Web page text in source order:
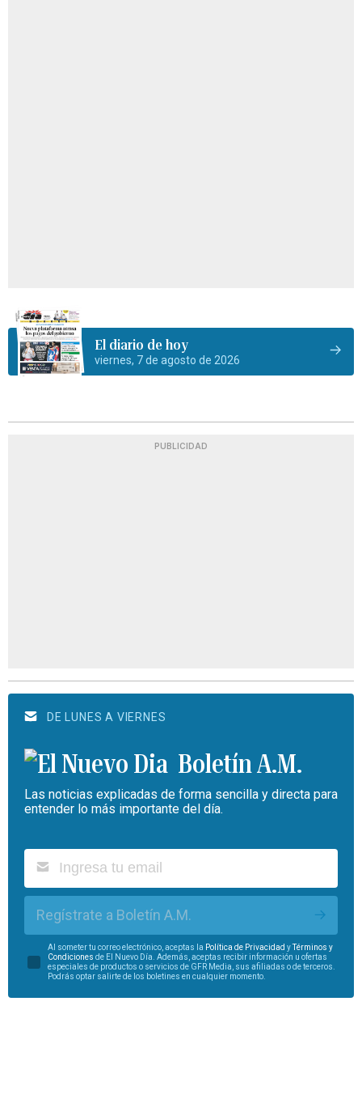
El diario de hoy
viernes, 7 de agosto de 2026
PUBLICIDAD
DE LUNES A VIERNES
Boletín A.M.
Las noticias explicadas de forma sencilla y directa para
entender lo más importante del día.
Regístrate a Boletín A.M.
Al someter tu correo electrónico, aceptas la Política de Privacidad yTérminos y
Condiciones de El Nuevo Día. Además, aceptas recibir información u ofertas
especiales de productos o servicios de GFR Media, sus afiliadas o de terceros.
Podrás optar salirte de los boletines en cualquier momento.